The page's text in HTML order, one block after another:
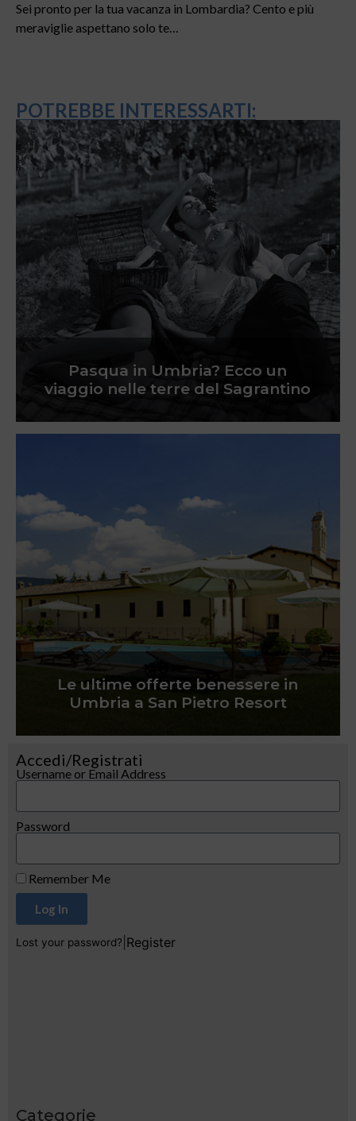
Sei pronto per la tua vacanza in Lombardia? Cento e più
meraviglie aspettano solo te…
POTREBBE INTERESSARTI:
Pasqua in Umbria? Ecco un
viaggio nelle terre del Sagrantino
Le ultime offerte benessere in
Umbria a San Pietro Resort
Accedi/Registrati
Username or Email Address
Password
Remember Me
Log In
Lost your password? Register
Categorie